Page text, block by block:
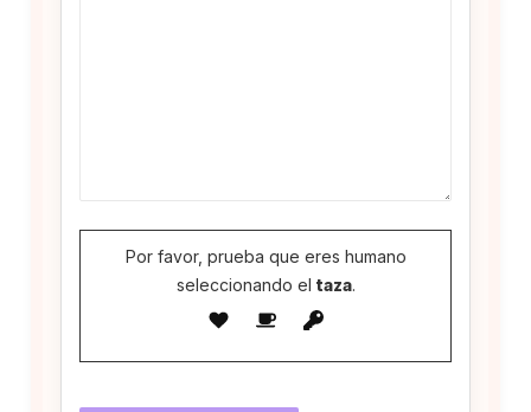
Por favor, prueba que eres humano
seleccionando el taza.